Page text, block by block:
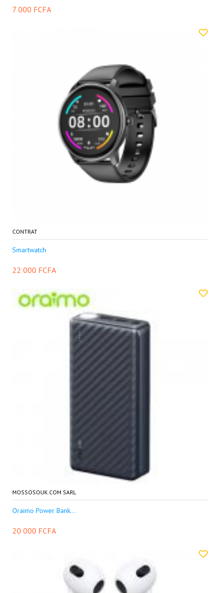
7 000 FCFA
CONTRAT
Smartwatch
22 000 FCFA
MOSSOSOUK.COM SARL
Oraimo Power Bank...
20 000 FCFA